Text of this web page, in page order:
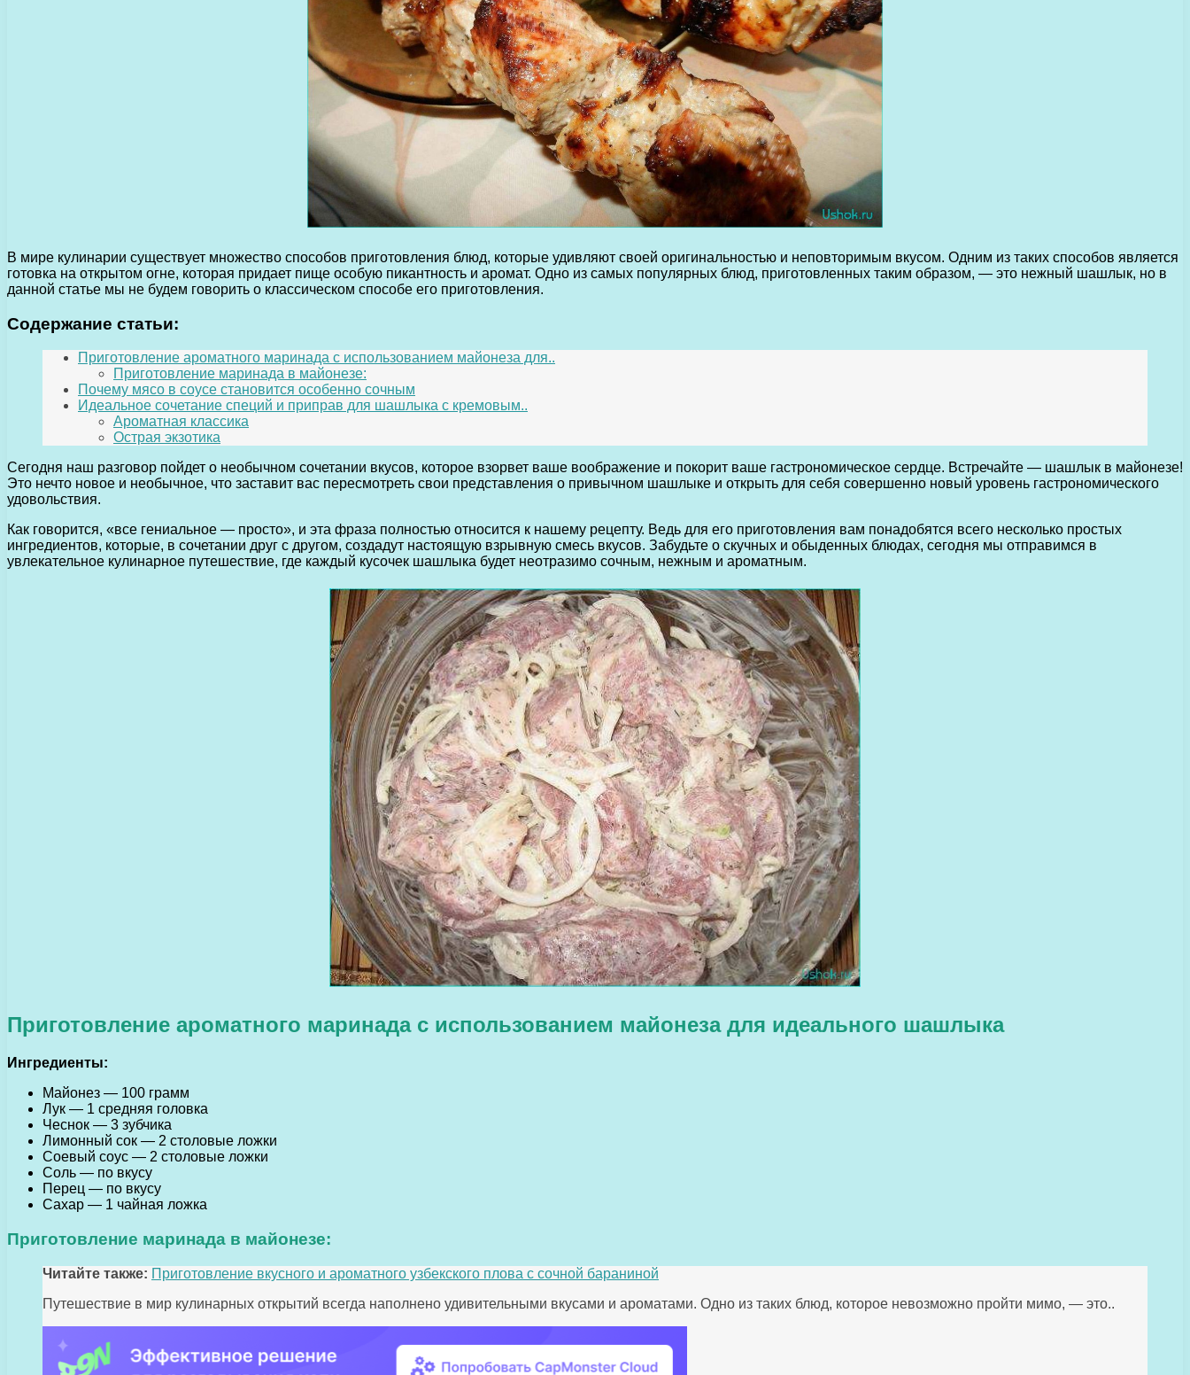
В мире кулинарии существует множество способов приготовления блюд, которые удивляют своей оригинальностью и неповторимым вкусом. Одним из таких способов является
готовка на открытом огне, которая придает пище особую пикантность и аромат. Одно из самых популярных блюд, приготовленных таким образом, — это нежный шашлык, но в
данной статье мы не будем говорить о классическом способе его приготовления.
Содержание статьи:
Приготовление ароматного маринада с использованием майонеза для..
Приготовление маринада в майонезе:
Почему мясо в соусе становится особенно сочным
Идеальное сочетание специй и приправ для шашлыка с кремовым..
Ароматная классика
Острая экзотика
Сегодня наш разговор пойдет о необычном сочетании вкусов, которое взорвет ваше воображение и покорит ваше гастрономическое сердце. Встречайте — шашлык в майонезе!
Это нечто новое и необычное, что заставит вас пересмотреть свои представления о привычном шашлыке и открыть для себя совершенно новый уровень гастрономического
удовольствия.
Как говорится, «все гениальное — просто», и эта фраза полностью относится к нашему рецепту. Ведь для его приготовления вам понадобятся всего несколько простых
ингредиентов, которые, в сочетании друг с другом, создадут настоящую взрывную смесь вкусов. Забудьте о скучных и обыденных блюдах, сегодня мы отправимся в
увлекательное кулинарное путешествие, где каждый кусочек шашлыка будет неотразимо сочным, нежным и ароматным.
Приготовление ароматного маринада с использованием майонеза для идеального шашлыка
Ингредиенты:
Майонез — 100 грамм
Лук — 1 средняя головка
Чеснок — 3 зубчика
Лимонный сок — 2 столовые ложки
Соевый соус — 2 столовые ложки
Соль — по вкусу
Перец — по вкусу
Сахар — 1 чайная ложка
Приготовление маринада в майонезе:
Читайте также: Приготовление вкусного и ароматного узбекского плова с сочной бараниной
Путешествие в мир кулинарных открытий всегда наполнено удивительными вкусами и ароматами. Одно из таких блюд, которое невозможно пройти мимо, — это..